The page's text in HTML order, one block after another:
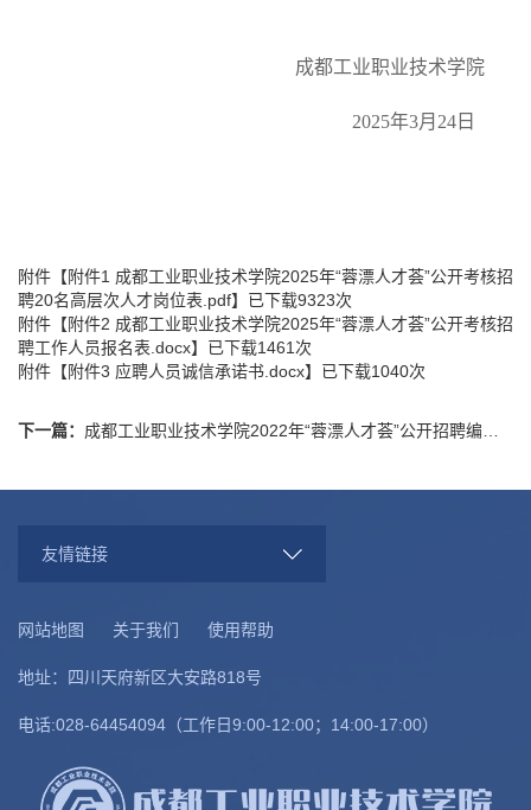
成都工业职业技术学院
2025年3月 24 日
附件【附件1 成都工业职业技术学院2025年“蓉漂人才荟”公开考核招
聘20名高层次人才岗位表.pdf】已下载9323次
附件【附件2 成都工业职业技术学院2025年“蓉漂人才荟”公开考核招
聘工作人员报名表.docx】已下载1461 次
附件【附件3 应聘人员诚信承诺书.docx】已下载1040次
下一篇： 成都工业职业技术学院2022年“蓉漂人才荟”公开招聘编制内高层次人才拟聘人员公示
友情链接
网站地图 关于我们 使用帮助
地址：四川天府新区大安路818号
电话:028-64454094（工作日9:00-12:00；14:00-17:00）